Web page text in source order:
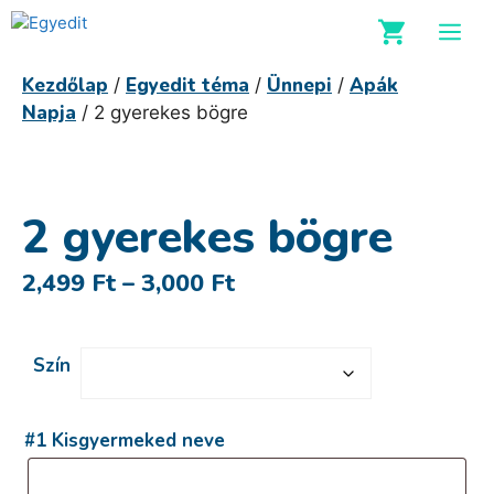
Kilépés
Kezdőlap / Egyedit téma / Ünnepi / Apák
Napja / 2 gyerekes bögre
2 gyerekes bögre
2,499 Ft – 3,000 FtÁrtartomány:
Szín
#1 Kisgyermeked neve